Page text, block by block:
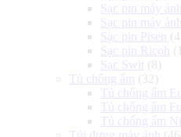
Sạc pin máy
Sạc pin máy
Sạc pin Pisen
Sạc pin Ricoh
Sạc Swit (8)
Tủ chống ẩm (32)
Tủ chống ẩm
Tủ chống ẩm
Tủ chống ẩm